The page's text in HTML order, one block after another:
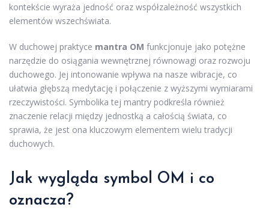
kontekście wyraża jedność oraz współzależność wszystkich
elementów wszechświata.
W duchowej praktyce mantra OM funkcjonuje jako potężne
narzędzie do osiągania wewnętrznej równowagi oraz rozwoju
duchowego. Jej intonowanie wpływa na nasze wibracje, co
ułatwia głębszą medytację i połączenie z wyższymi wymiarami
rzeczywistości. Symbolika tej mantry podkreśla również
znaczenie relacji między jednostką a całością świata, co
sprawia, że jest ona kluczowym elementem wielu tradycji
duchowych.
Jak wygląda symbol OM i co
oznacza?